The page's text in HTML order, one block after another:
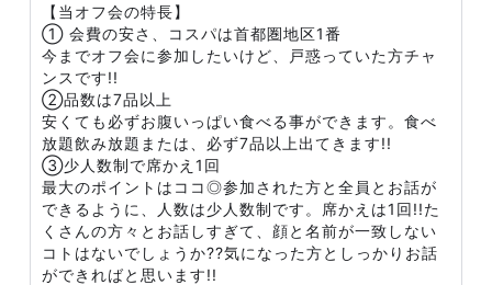
【当オフ会の特長】
① 会費の安さ、コスパは首都圏地区1番
今までオフ会に参加したいけど、戸惑っていた方チャ
ンスです!!
②品数は7品以上
安くても必ずお腹いっぱい食べる事ができます。食べ
放題飲み放題または、必ず7品以上出てきます!!
③少人数制で席かえ1回
最大のポイントはココ◎参加された方と全員とお話が
できるように、人数は少人数制です。席かえは1回!!た
くさんの方々とお話しすぎて、顔と名前が一致しない
コトはないでしょうか??気になった方としっかりお話
ができればと思います!!